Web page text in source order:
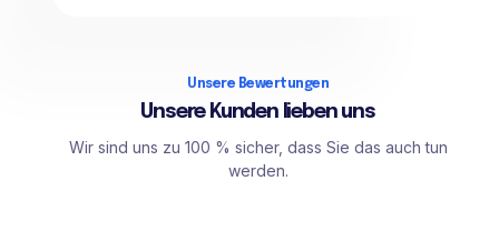
Unsere Bewertungen
Unsere Kunden lieben uns
Wir sind uns zu 100 % sicher, dass Sie das auch tun
werden.